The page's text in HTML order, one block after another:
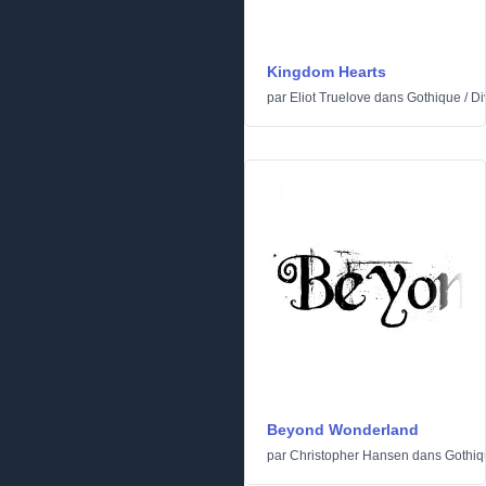
Kingdom Hearts
par Eliot Truelove dans Gothique /
Beyond Wonderland
par Christopher Hansen dans